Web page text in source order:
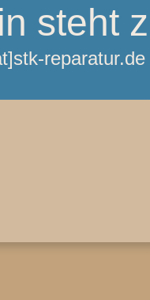
steht
reparatur.de